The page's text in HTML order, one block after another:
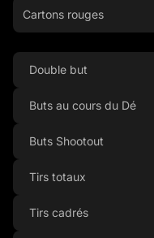
Cartons rouges
Double but
Buts au cours du Dé
Buts Shootout
Tirs totaux
Tirs cadrés